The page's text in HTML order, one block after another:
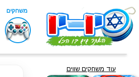
עוד משחקים שווים